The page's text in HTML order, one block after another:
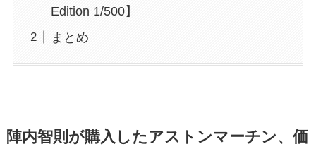
Edition 1/500】
まとめ
陣内智則が購入したアストンマーチン、価